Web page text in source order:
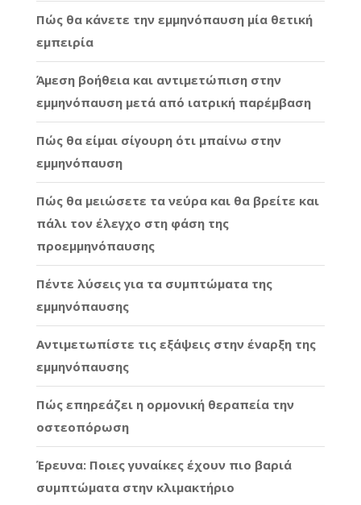
Πώς θα κάνετε την εμμηνόπαυση μία θετική
εμπειρία
Άμεση βοήθεια και αντιμετώπιση στην
εμμηνόπαυση μετά από ιατρική παρέμβαση
Πώς θα είμαι σίγουρη ότι μπαίνω στην
εμμηνόπαυση
Πώς θα μειώσετε τα νεύρα και θα βρείτε και
πάλι τον έλεγχο στη φάση της
προεμμηνόπαυσης
Πέντε λύσεις για τα συμπτώματα της
εμμηνόπαυσης
Αντιμετωπίστε τις εξάψεις στην έναρξη της
εμμηνόπαυσης
Πώς επηρεάζει η ορμονική θεραπεία την
οστεοπόρωση
Έρευνα: Ποιες γυναίκες έχουν πιο βαριά
συμπτώματα στην κλιμακτήριο